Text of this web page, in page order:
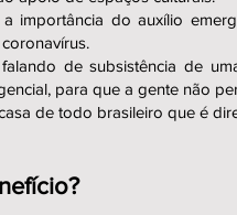
importância do auxílio
de subsistência de
para que a gente não
de todo brasileiro que é